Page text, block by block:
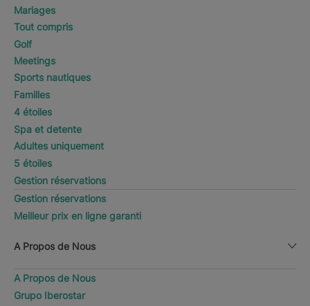
Mariages
Tout compris
Golf
Meetings
Sports nautiques
Familles
4 étoiles
Spa et detente
Adultes uniquement
5 étoiles
Gestion réservations
Gestion réservations
Meilleur prix en ligne garanti
A Propos de Nous
A Propos de Nous
Grupo Iberostar